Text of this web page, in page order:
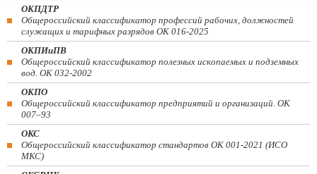
ОКПДТР
Общероссийский классификатор профессий рабочих, должностей
служащих и тарифных разрядов ОК 016-2025
ОКПИиПВ
Общероссийский классификатор полезных ископаемых и подземных
вод. ОК 032-2002
ОКПО
Общероссийский классификатор предприятий и организаций. ОК
007–93
ОКС
Общероссийский классификатор стандартов ОК 001-2021 (ИСО
МКС)